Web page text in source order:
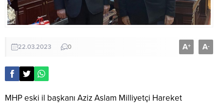
22.03.2023 0 A+ A-
MHP eski il başkanı Aziz Aslam Milliyetçi Hareket